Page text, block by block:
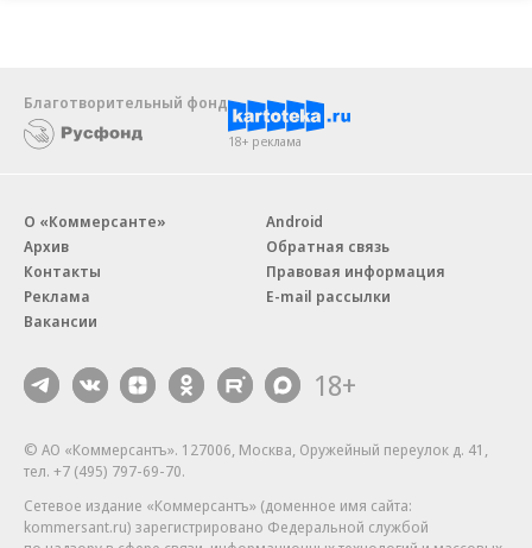
Благотворительный фонд
18+ реклама
О «Коммерсанте»
Архив
Контакты
Реклама
Вакансии
Android
Обратная связь
Правовая информация
E-mail рассылки
18+
© АО «Коммерсантъ». 127006, Москва, Оружейный переулок д. 41,
тел. +7 (495) 797-69-70.
Сетевое издание «Коммерсантъ» (доменное имя сайта:
kommersant.ru) зарегистрировано Федеральной службой